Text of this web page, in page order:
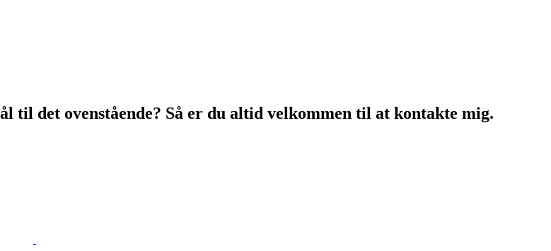
til det ovenstående? Så er du altid velkommen til at kontakte mig.